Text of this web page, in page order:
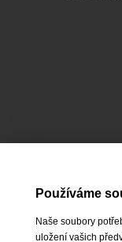
Používáme
Naše soubory
uložení vašich